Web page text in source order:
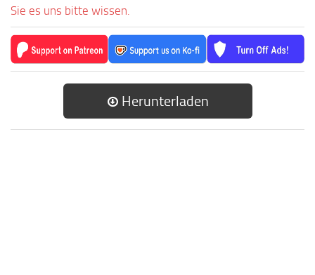
Sie es uns bitte wissen.
Herunterladen